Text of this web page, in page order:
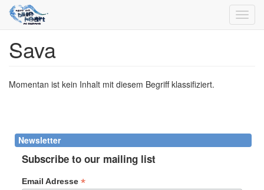
Direkt
zum
Sava
Momentan ist kein Inhalt mit diesem Begriff klassifiziert.
Newsletter
Subscribe to our mailing list
Email Adresse*